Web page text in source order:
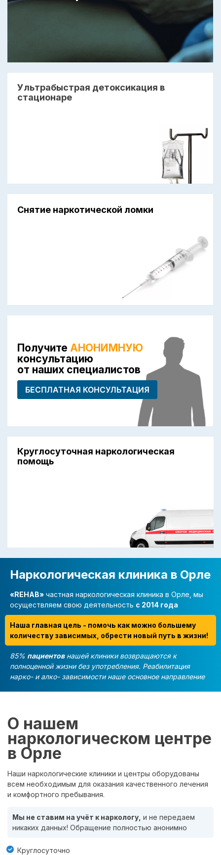
Ультрабыстрая детоксикация в
стационаре
Снятие наркотической ломки
Получите АНОНИМНУЮ
консультацию
от наших специалистов
БЕСПЛАТНАЯ КОНСУЛЬТАЦИЯ
Круглосуточная наркологическая
помощь
Наркологическая клиника в Орле
«REHAB» частная наркологическая клиника в Орле, мы
осуществляем свою деятельность с 2014 года
Наша главная цель - помочь как можно большему
количеству зависимых, обрести новый путь в жизни!
85% пациентовнашей клиники возвращаются к
полноценной жизни без употребления. Реабилитация
нарко- и алко- зависимости наше основное направление
О нашем
наркологическом центре
в Орле
Наши наркологические клиники и центры оборудованы
всем необходимым для оказания качественного лечения
и комфортного пребывания.
Мы не ставим на учёт к наркологу, и не передаем
никаких данных! Обращение полностью анонимно
Круглосуточно